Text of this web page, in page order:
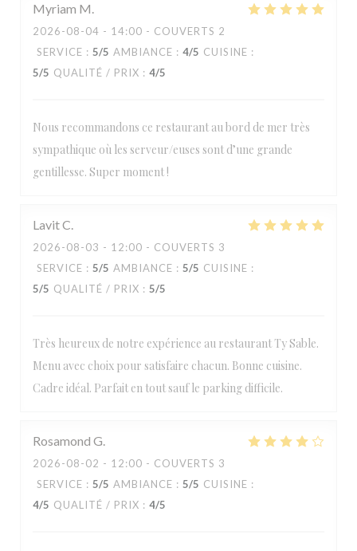
Myriam M
2026-08-04 - 14:00 - COUVERTS 2
SERVICE : 5/5 AMBIANCE : 4/5 CUISINE :
5/5 QUALITÉ / PRIX : 4/5
Nous recommandons ce restaurant au bord de mer très
sympathique où les serveur/euses sont d’une grande
gentillesse. Super moment !
LavitC
2026-08-03 - 12:00 - COUVERTS 3
SERVICE : 5/5 AMBIANCE : 5/5 CUISINE :
5/5 QUALITÉ / PRIX : 5/5
Très heureux de notre expérience au restaurant Ty Sable.
Menu avec choix pour satisfaire chacun. Bonne cuisine.
Cadre idéal. Parfait en tout sauf le parking difficile.
Rosamond G
2026-08-02 - 12:00 - COUVERTS 3
SERVICE : 5/5 AMBIANCE : 5/5 CUISINE :
4/5 QUALITÉ / PRIX : 4/5